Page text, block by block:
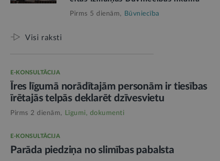
Pirms 5 dienām, Būvniecība
Visi raksti
E-KONSULTĀCIJA
Īres līgumā norādītajām personām ir tiesības
īrētajās telpās deklarēt dzīvesvietu
Pirms 2 dienām, Līgumi, dokumenti
E-KONSULTĀCIJA
Parāda piedziņa no slimības pabalsta